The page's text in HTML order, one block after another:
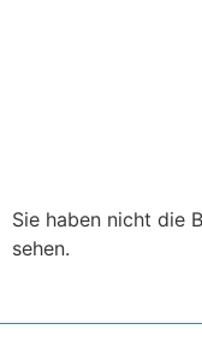
Sie haben nicht die
sehen.